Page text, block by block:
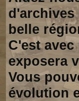
d'archives
belle
C'est
exposera
Vous
évolution